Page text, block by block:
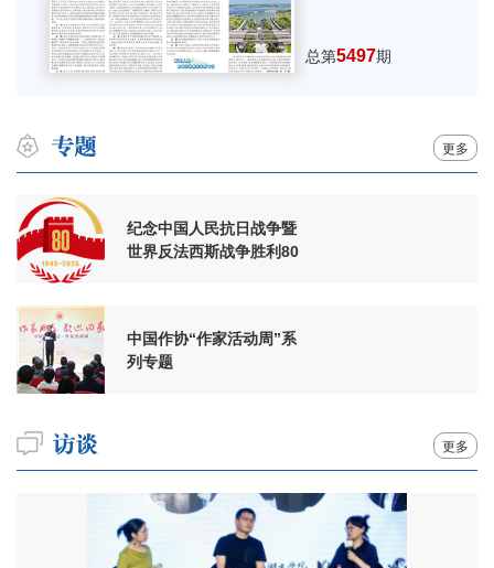
总第5497期
更多
纪念中国人民抗日战争暨
世界反法西斯战争胜利80
中国作协“作家活动周”系
列专题
更多